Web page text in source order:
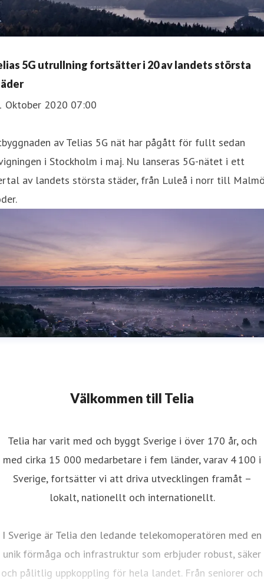
5G utrullning fortsätter i 20 av landets största
Oktober 2020 07:00
av Telias 5G nät har pågått för fullt sedan
i Stockholm i maj. Nu lanseras 5G-nätet i ett
av landets största städer, från Luleå i norr till
Välkommen till Telia
Telia har varit med och byggt Sverige i över 170 år, och
med cirka 15 000 medarbetare i fem länder, varav 4 100 i
Sverige, fortsätter vi att driva utvecklingen framåt –
lokalt, nationellt och internationellt.
I Sverige är Telia den ledande telekomoperatören med en
unik förmåga och infrastruktur som erbjuder robust, säker
och pålitlig uppkoppling för hela landet. Från seniorer och